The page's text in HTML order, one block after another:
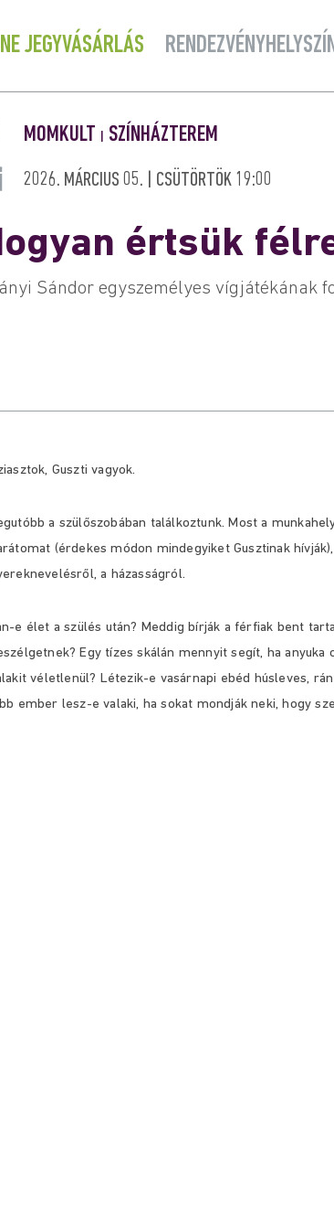
JEGYVÁSÁRLÁS RENDEZVÉNYHELYSZÍN
MOMKULT SZÍNHÁZTEREM
2026. MÁRCIUS 05. | CSÜTÖRTÖK 19:00
értsük
Sándor egyszemélyes vígjátékának
Guszti vagyok.
a szülőszobában találkoztunk. Most a
(érdekes módon mindegyiket Gusztinak
a házasságról.
e élet a szülés után? Meddig bírják a férfiak bent
Egy tízes skálán mennyit segít, ha
véletlenül? Létezik-e vasárnapi ebéd húsleves,
ember lesz-e valaki, ha sokat mondják neki, hogy